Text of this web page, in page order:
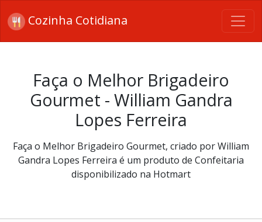
Cozinha Cotidiana
Faça o Melhor Brigadeiro
Gourmet - William Gandra
Lopes Ferreira
Faça o Melhor Brigadeiro Gourmet, criado por William
Gandra Lopes Ferreira é um produto de Confeitaria
disponibilizado na Hotmart